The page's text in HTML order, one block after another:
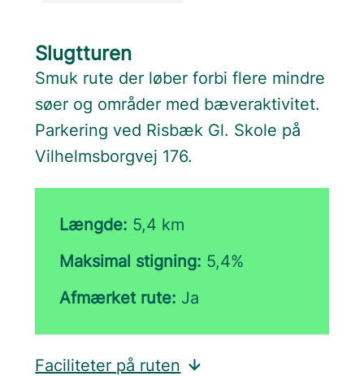
Slugtturen
Smuk rute der løber forbi flere mindre
søer og områder med bæveraktivitet.
Parkering ved Risbæk Gl. Skole på
Vilhelmsborgvej 176.
Længde: 5,4 km
Maksimal stigning: 5,4%
Afmærket rute: Ja
Faciliteter på ruten